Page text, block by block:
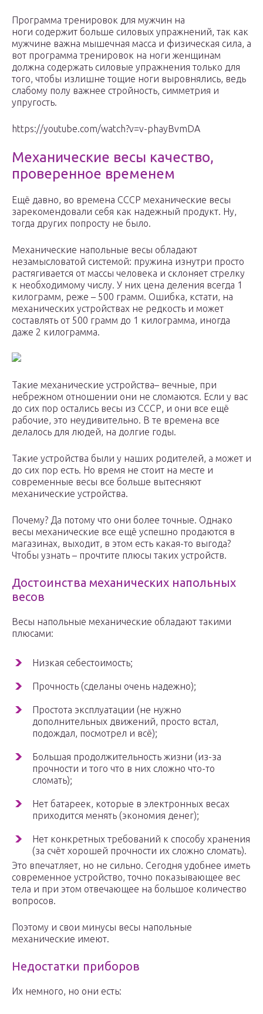
Программа тренировок для мужчин на
ноги содержит больше силовых упражнений, так как
мужчине важна мышечная масса и физическая сила, а
вот программа тренировок на ноги женщинам
должна содержать силовые упражнения только для
того, чтобы излишне тощие ноги выровнялись, ведь
слабому полу важнее стройность, симметрия и
упругость.
https://youtube.com/watch?v=v-phayBvmDA
Механические весы качество,
проверенное временем
Ещё давно, во времена СССР механические весы
зарекомендовали себя как надежный продукт. Ну,
тогда других попросту не было.
Механические напольные весы обладают
незамысловатой системой: пружина изнутри просто
растягивается от массы человека и склоняет стрелку
к необходимому числу. У них цена деления всегда 1
килограмм, реже – 500 грамм. Ошибка, кстати, на
механических устройствах не редкость и может
составлять от 500 грамм до 1 килограмма, иногда
даже 2 килограмма.
Такие механические устройства– вечные, при
небрежном отношении они не сломаются. Если у вас
до сих пор остались весы из СССР, и они все ещё
рабочие, это неудивительно. В те времена все
делалось для людей, на долгие годы.
Такие устройства были у наших родителей, а может и
до сих пор есть. Но время не стоит на месте и
современные весы все больше вытесняют
механические устройства.
Почему? Да потому что они более точные. Однако
весы механические все ещё успешно продаются в
магазинах, выходит, в этом есть какая-то выгода?
Чтобы узнать – прочтите плюсы таких устройств.
Достоинства механических напольных
весов
Весы напольные механические обладают такими
плюсами:
Низкая себестоимость;
Прочность (сделаны очень надежно);
Простота эксплуатации (не нужно
дополнительных движений, просто встал,
подождал, посмотрел и всё);
Большая продолжительность жизни (из-за
прочности и того что в них сложно что-то
сломать);
Нет батареек, которые в электронных весах
приходится менять (экономия денег);
Нет конкретных требований к способу хранения
(за счёт хорошей прочности их сложно сломать).
Это впечатляет, но не сильно. Сегодня удобнее иметь
современное устройство, точно показывающее вес
тела и при этом отвечающее на большое количество
вопросов.
Поэтому и свои минусы весы напольные
механические имеют.
Недостатки приборов
Их немного, но они есть: